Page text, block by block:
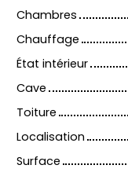
Chambres
Chauffage
État intérieur
Cave
Toiture
Localisation
Surface